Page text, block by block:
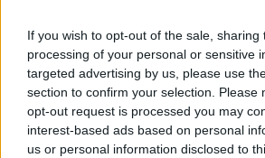
If you wish to opt-out of the sale, sharing
processing of your personal or sensitive
targeted advertising by us, please use
section to confirm your selection. Please
opt-out request is processed you may
interest-based ads based on personal
us or personal information disclosed to
Παράλληλα, η αίτηση μπορεί να
Ανώτερης Επαγγελματικής
ενδιαφερόμενους τη δυνατότητα να
επιλογές τους ανάλογα με τις